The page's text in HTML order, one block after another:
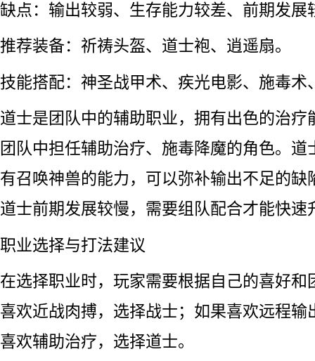
缺点：输出较弱、生存能力较差、前期发展
推荐装备：祈祷头盔、道士袍、逍遥扇。
技能搭配：神圣战甲术、疾光电影、施毒术
道士是团队中的辅助职业，拥有出色的治疗
团队中担任辅助治疗、施毒降魔的角色。道
有召唤神兽的能力，可以弥补输出不足的缺
道士前期发展较慢，需要组队配合才能快速
职业选择与打法建议
在选择职业时，玩家需要根据自己的喜好和
喜欢近战肉搏，选择战士；如果喜欢远程输
喜欢辅助治疗，选择道士。